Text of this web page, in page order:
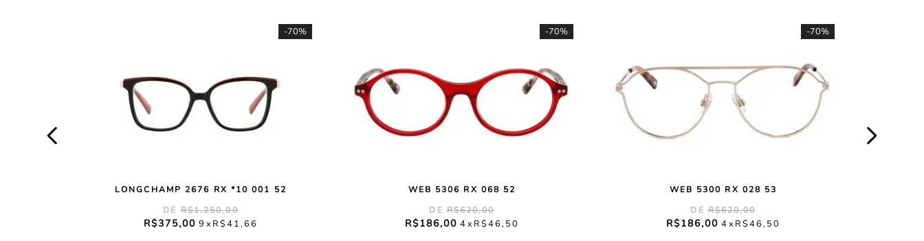
-70%
LONGCHAMP 2676 RX *10 001 52
R$1.250,00
R$375,00 9 R$41,66
-70%
WEB 5306 RX 068 52
R$620,00
R$186,00 4 R$46,50
-70%
WEB 5300 RX 028 53
R$620,00
R$186,00 4 R$46,50